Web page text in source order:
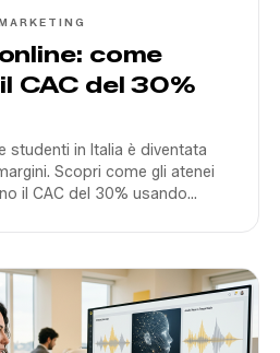
come
CAC del 30%
studenti in Italia è diventata
Scopri come gli atenei
il CAC del 30% usando